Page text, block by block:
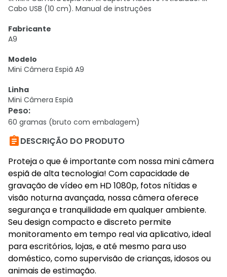
Cabo USB (10 cm). Manual de instruções
Fabricante
A9
Modelo
Mini Câmera Espiã A9
Linha
Mini Câmera Espiã
Peso:
60 gramas (bruto com embalagem)
DESCRIÇÃO DO PRODUTO
Proteja o que é importante com nossa mini câmera
espiã de alta tecnologia! Com capacidade de
gravação de vídeo em HD 1080p, fotos nítidas e
visão noturna avançada, nossa câmera oferece
segurança e tranquilidade em qualquer ambiente.
Seu design compacto e discreto permite
monitoramento em tempo real via aplicativo, ideal
para escritórios, lojas, e até mesmo para uso
doméstico, como supervisão de crianças, idosos ou
animais de estimação.